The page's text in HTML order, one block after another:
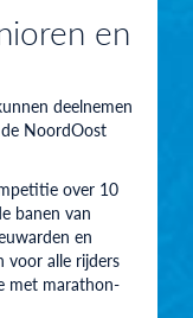
en
deelnemen
NoordOost
over 10
banen van
en
voor alle rijders
met marathon-